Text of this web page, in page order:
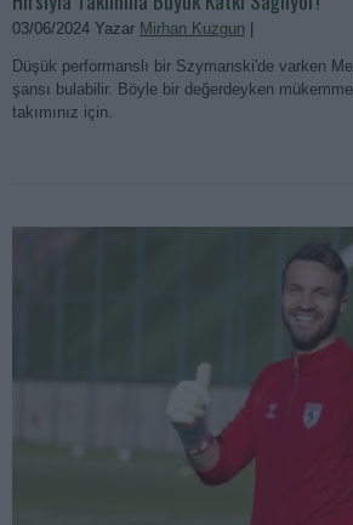
03/06/2024 Yazar Mirhan Kuzgun
Düşük performanslı bir Szymanski'de varken
şansı bulabilir. Böyle bir değerdeyken
takımınız için.